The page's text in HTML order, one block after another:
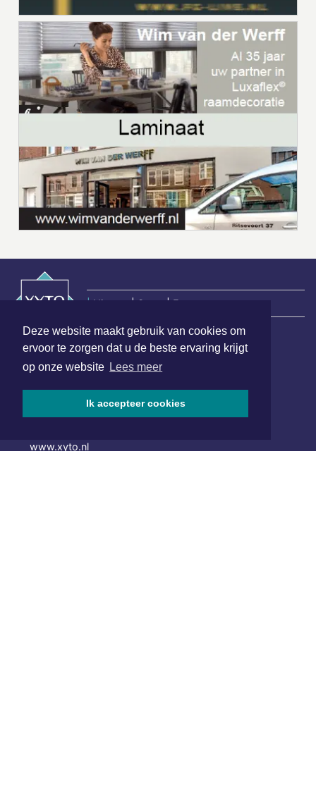
Deze website maakt gebruik van cookies om
ervoor te zorgen dat u de beste ervaring krijgt
op onze website Lees meer
Ik accepteer cookies
| Nieuws | Sport | Evenementen
Hoofdvestiging:
van Benthuizenlaan 1
www.xyto.nl